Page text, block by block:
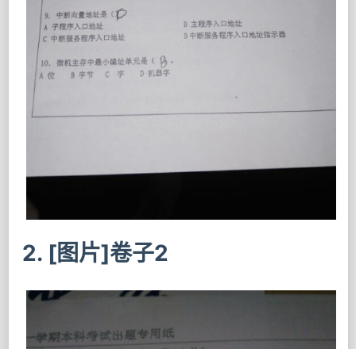
2. [图片]卷子2